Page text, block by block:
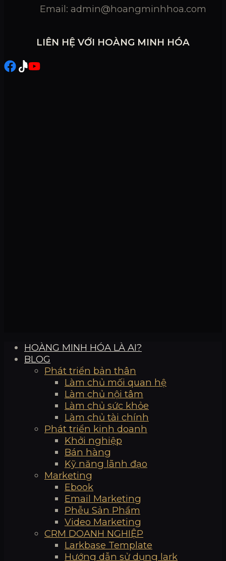
Email: admin@hoangminhhoa.com
LIÊN HỆ VỚI HOÀNG MINH HÓA
HOÀNG MINH HÓA LÀ AI?
BLOG
Phát triển bản thân
Làm chủ mối quan hệ
Làm chủ nội tâm
Làm chủ sức khỏe
Làm chủ tài chính
Phát triển kinh doanh
Khởi nghiệp
Bán hàng
Kỹ năng lãnh đạo
Marketing
Ebook
Email Marketing
Phễu Sản Phẩm
Video Marketing
CRM DOANH NGHIỆP
Larkbase Template
Hướng dẫn sử dụng lark